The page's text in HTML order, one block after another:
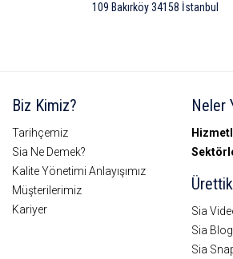
109 Bakırköy 34158 İstanbul
Biz Kimiz?
Tarihçemiz
Sia Ne Demek?
Kalite Yönetimi Anlayışımız
Müşterilerimiz
Kariyer
Neler
Sia
Sia Blog
Sia